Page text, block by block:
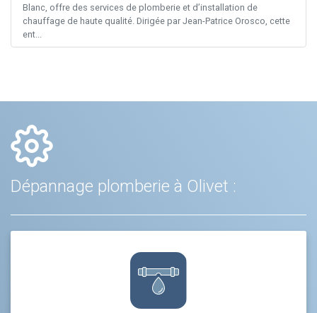
Blanc, offre des services de plomberie et d’installation de
chauffage de haute qualité. Dirigée par Jean-Patrice Orosco, cette
ent...
Dépannage plomberie à Olivet :